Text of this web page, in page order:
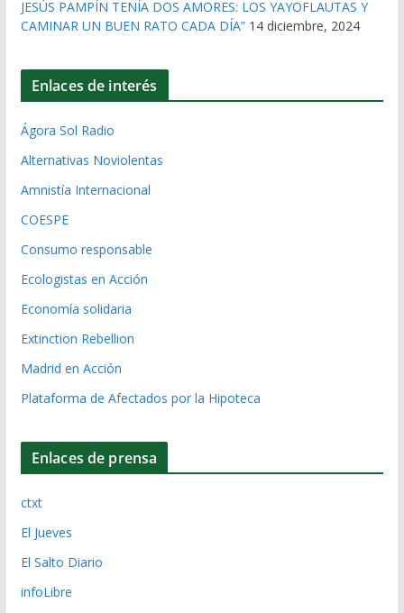
JESÚS PAMPÍN TENÍA DOS AMORES: LOS YAYOFLAUTAS Y
CAMINAR UN BUEN RATO CADA DÍA” 14 diciembre, 2024
Enlaces de interés
Ágora Sol Radio
Alternativas Noviolentas
Amnistía Internacional
COESPE
Consumo responsable
Ecologistas en Acción
Economía solidaria
Extinction Rebellion
Madrid en Acción
Plataforma de Afectados por la Hipoteca
Enlaces de prensa
ctxt
El Jueves
El Salto Diario
infoLibre